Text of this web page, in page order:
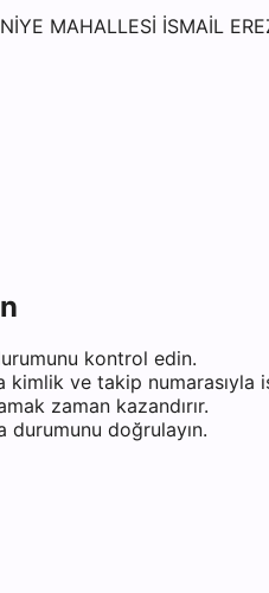
MAHALLESİ İSMAİL
kontrol edin.
ve takip numarasıyla
zaman kazandırır.
doğrulayın.